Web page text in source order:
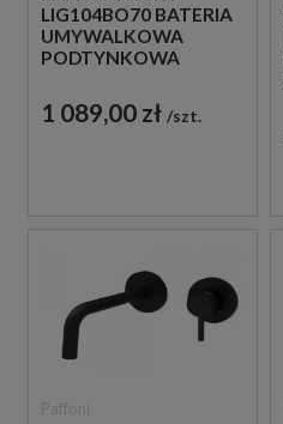
LIG104BO70 BATERIA
UMYWALKOWA
PODTYNKOWA
BIAŁA
1 089,00 zł szt.